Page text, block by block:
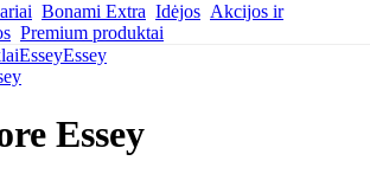
Bonami Extra Idėjos Akcijos ir
Premium produktai
EsseyEssey
Essey